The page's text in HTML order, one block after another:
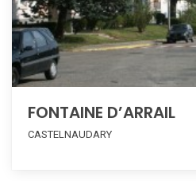
FONTAINE D’ARRAIL
CASTELNAUDARY